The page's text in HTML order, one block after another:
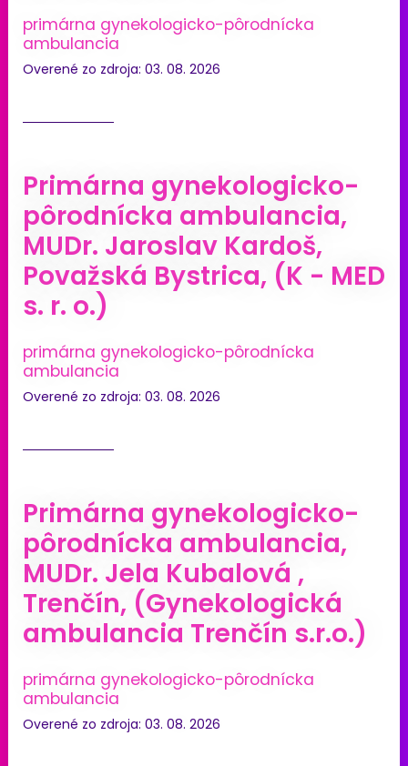
primárna gynekologicko-pôrodnícka
ambulancia
Overené zo zdroja: 03. 08. 2026
Primárna gynekologicko-
pôrodnícka ambulancia,
MUDr. Jaroslav Kardoš,
Považská Bystrica, (K - MED
s. r. o.)
primárna gynekologicko-pôrodnícka
ambulancia
Overené zo zdroja: 03. 08. 2026
Primárna gynekologicko-
pôrodnícka ambulancia,
MUDr. Jela Kubalová ,
Trenčín, (Gynekologická
ambulancia Trenčín s.r.o.)
primárna gynekologicko-pôrodnícka
ambulancia
Overené zo zdroja: 03. 08. 2026